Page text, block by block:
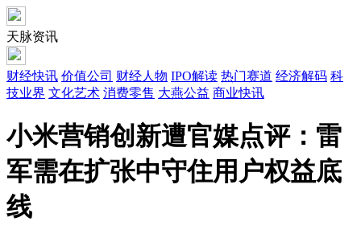
天脉资讯
财经快讯 价值公司 财经人物 IPO解读 热门赛道 经济解码 科
技业界 文化艺术 消费零售 大燕公益 商业快讯
小米营销创新遭官媒点评：雷
军需在扩张中守住用户权益底
线